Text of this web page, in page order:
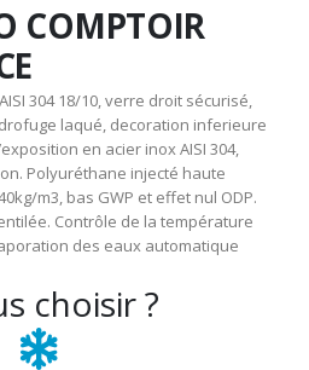
COMPTOIR
304 18/10, verre droit sécurisé,
laqué, decoration inferieure
en acier inox AISI 304,
Polyuréthane injecté haute
m3, bas GWP et effet nul ODP.
Contrôle de la température
des eaux automatique
choisir ?